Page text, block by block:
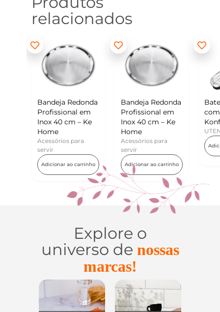
relacionados
Bandeja Redonda
Profissional em
Inox 40 cm – Ke
Acessórios para
Adicionar ao carrinho
Batedor de Ovos
com Raspador –
Konfektt
Adicionar ao carrinho
Explore o
universo de nossas
marcas!
Utensílios do
Lar
Casa e
Organização